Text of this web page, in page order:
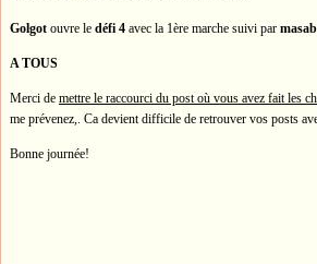
Golgot ouvre le défi 4 avec la 1ère marche suivi par masab
A TOUS
Merci de mettre le raccourci du post où vous avez fait les
me prévenez,. Ca devient difficile de retrouver vos posts
Bonne journée!